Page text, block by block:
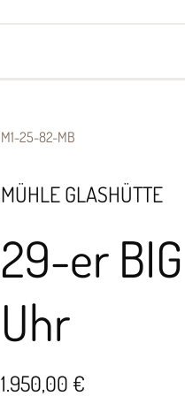
M1-25-82-MB
MÜHLE GLASHÜTTE
29-er
Uhr
1.950,00 €